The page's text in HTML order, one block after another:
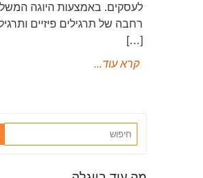
לעסקים. באמצעות היוגה
רחבה של תרגילים פיזיים
[…]
קרא עוד...